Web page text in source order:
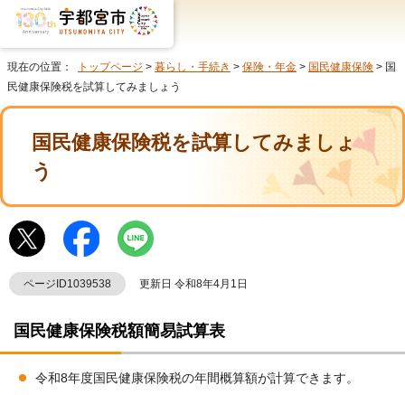
現在の位置： トップページ > 暮らし・手続き > 保険・年金 > 国民健康保険 > 国
民健康保険税を試算してみましょう
国民健康保険税を試算してみましょ
う
ページID1039538 更新日 令和8年4月1日
国民健康保険税額簡易試算表
令和8年度国民健康保険税の年間概算額が計算できます。